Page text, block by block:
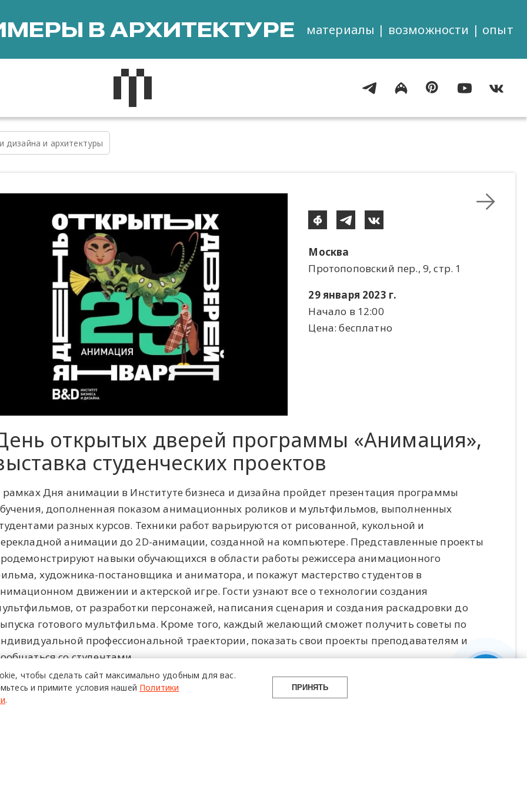
В АРХИТЕКТУРЕ материалы | возможности | опыт
дизайна и архитектуры
Москва
Протопоповский пер., 9, стр. 1
29 января 2023 г.
Начало в 12:00
Цена: бесплатно
открытых дверей программы «Анимация»,
студенческих проектов
рамках Дня анимации в Институте бизнеса и дизайна пройдет презентация программы
дополненная показом анимационных роликов и мультфильмов, выполненных
разных курсов. Техники работ варьируются от рисованной, кукольной и
анимации до 2D-анимации, созданной на компьютере. Представленные проекты
навыки обучающихся в области работы режиссера анимационного
художника-постановщика и аниматора, и покажут мастерство студентов в
движении и актерской игре. Гости узнают все о технологии создания
от разработки персонажей, написания сценария и создания раскадровки до
готового мультфильма. Кроме того, каждый желающий сможет получить советы по
профессиональной траектории, показать свои проекты преподавателям и
со студентами.
чтобы сделать сайт максимально удобным для вас.
и примите условия нашей Политики
.
ПРИНЯТЬ